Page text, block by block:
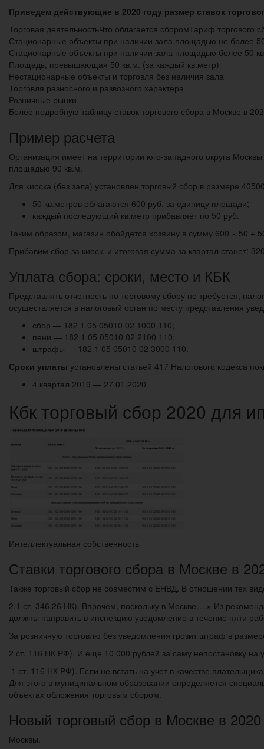
Приведем действующие в 2020 году размер ставок
Торговая деятельностьЧто облагается сборомТариф торгового
Стационарные объекты при наличии зала площадью не более
Стационарные объекты при наличии зала площадью более 50
Площадь, превышающая 50 кв.м. (за каждый кв.метр)
Нестационарные объекты и торговля без наличия зала
Торговля разносного и развозного характера
Розничные рынки
Более подробную таблицу ставок торгового сбора в Москве в
Пример расчета
Организация имеет на территории юго-западного округа
площадью 90 кв.м.
Для киоска (без зала) установлен торговый сбор в размере
50 кв.метров облагаются 600 руб. за единицу площади;
каждый последующий кв.метр прибавляет по 50 руб.
Таким образом, магазин обойдется хозяину в сумму 600 × 50 +
Прибавим сбор за киоск, и итоговая сумма за квартал станет:
Уплата сбора: сроки, место и КБК
Представлять отчетность по торговому сбору не требуется,
осуществляется в налоговый орган по месту представления
сбор — 182 1 05 05010 02 1000 110;
пени — 182 1 05 05010 02 2100 110;
штрафы — 182 1 05 05010 02 3000 110.
Сроки уплаты установлены статьей 417 Налогового кодекса
4 квартал 2019 — 27.01.2020
Кбк торговый сбор 2020 для
Интеллектуальная собственность
Ставки торгового сбора в Москве в
Также торговый сбор не совместим с ЕНВД. В отношении тех
2.1 ст. 346.26 НК). Впрочем, поскольку в Москве….» Из
должны направить в инспекцию уведомление в течение пяти
За розничную торговлю без уведомления грозит штраф в
2 ст. 116 НК РФ). И еще 10 000 рублей за саму непостановку на
1 ст. 116 НК РФ). Если не встать на учет в качестве
Для этого в муниципальном образовании определяется
объектах обложения торговым сбором.
Новый торговый сбор в Москве в
Москвы.